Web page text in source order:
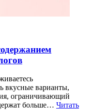
вкусные варианты,
ограничивающий
больше… Читать